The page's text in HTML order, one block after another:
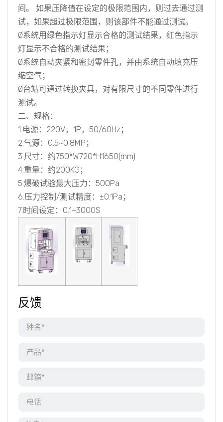
间。 如果压降值在设定的极限范围内，则过去通过测
试，如果超过极限范围，则该部件不能通过测试。
Ø系统用绿色指示灯显示合格的测试结果，红色指示
灯显示不合格的测试结果；
Ø系统自动夹紧和密封零件孔，并由系统自动填充压
缩空气；
Ø台站可通过转换夹具，对有限尺寸的不同零件进行
测试。
二、规格：
1.电源：220V，1P，50/60Hz；
2.气源：0.5~0.8MP；
3.尺寸：约750*W720*H1650(mm)
4.重量：约200KG；
5.爆破试验最大压力：500Pa
6.压力控制/测试精度：±0.1Pa；
7.时间设定：0.1~3000S
反馈